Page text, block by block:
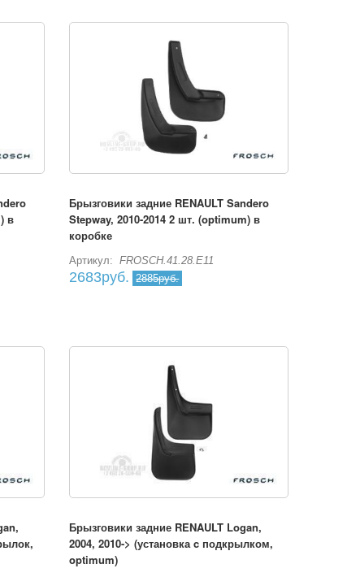
в
Брызговики задние RENAULT Sandero
Stepway, 2010-2014 2 шт. (optimum) в
коробке
Артикул: FROSCH.41.28.E11
2683руб. 2885руб.
Брызговики задние RENAULT Logan,
2004, 2010-> (установка c подкрылком,
optimum)